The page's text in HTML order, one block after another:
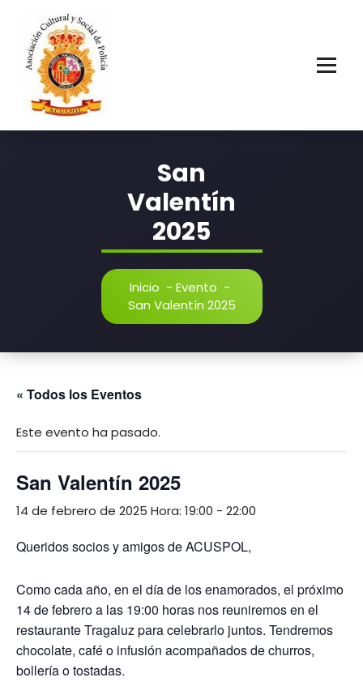
contenido
San
Valentín
2025
Inicio - Evento -
San Valentín 2025
« Todos los Eventos
Este evento ha pasado.
San Valentín 2025
14 de febrero de 2025 Hora: 19:00 - 22:00
Queridos socios y amigos de ACUSPOL,
Como cada año, en el día de los enamorados, el próximo
14 de febrero a las 19:00 horas nos reuniremos en el
restaurante Tragaluz para celebrarlo juntos. Tendremos
chocolate, café o infusión acompañados de churros,
bollería o tostadas.